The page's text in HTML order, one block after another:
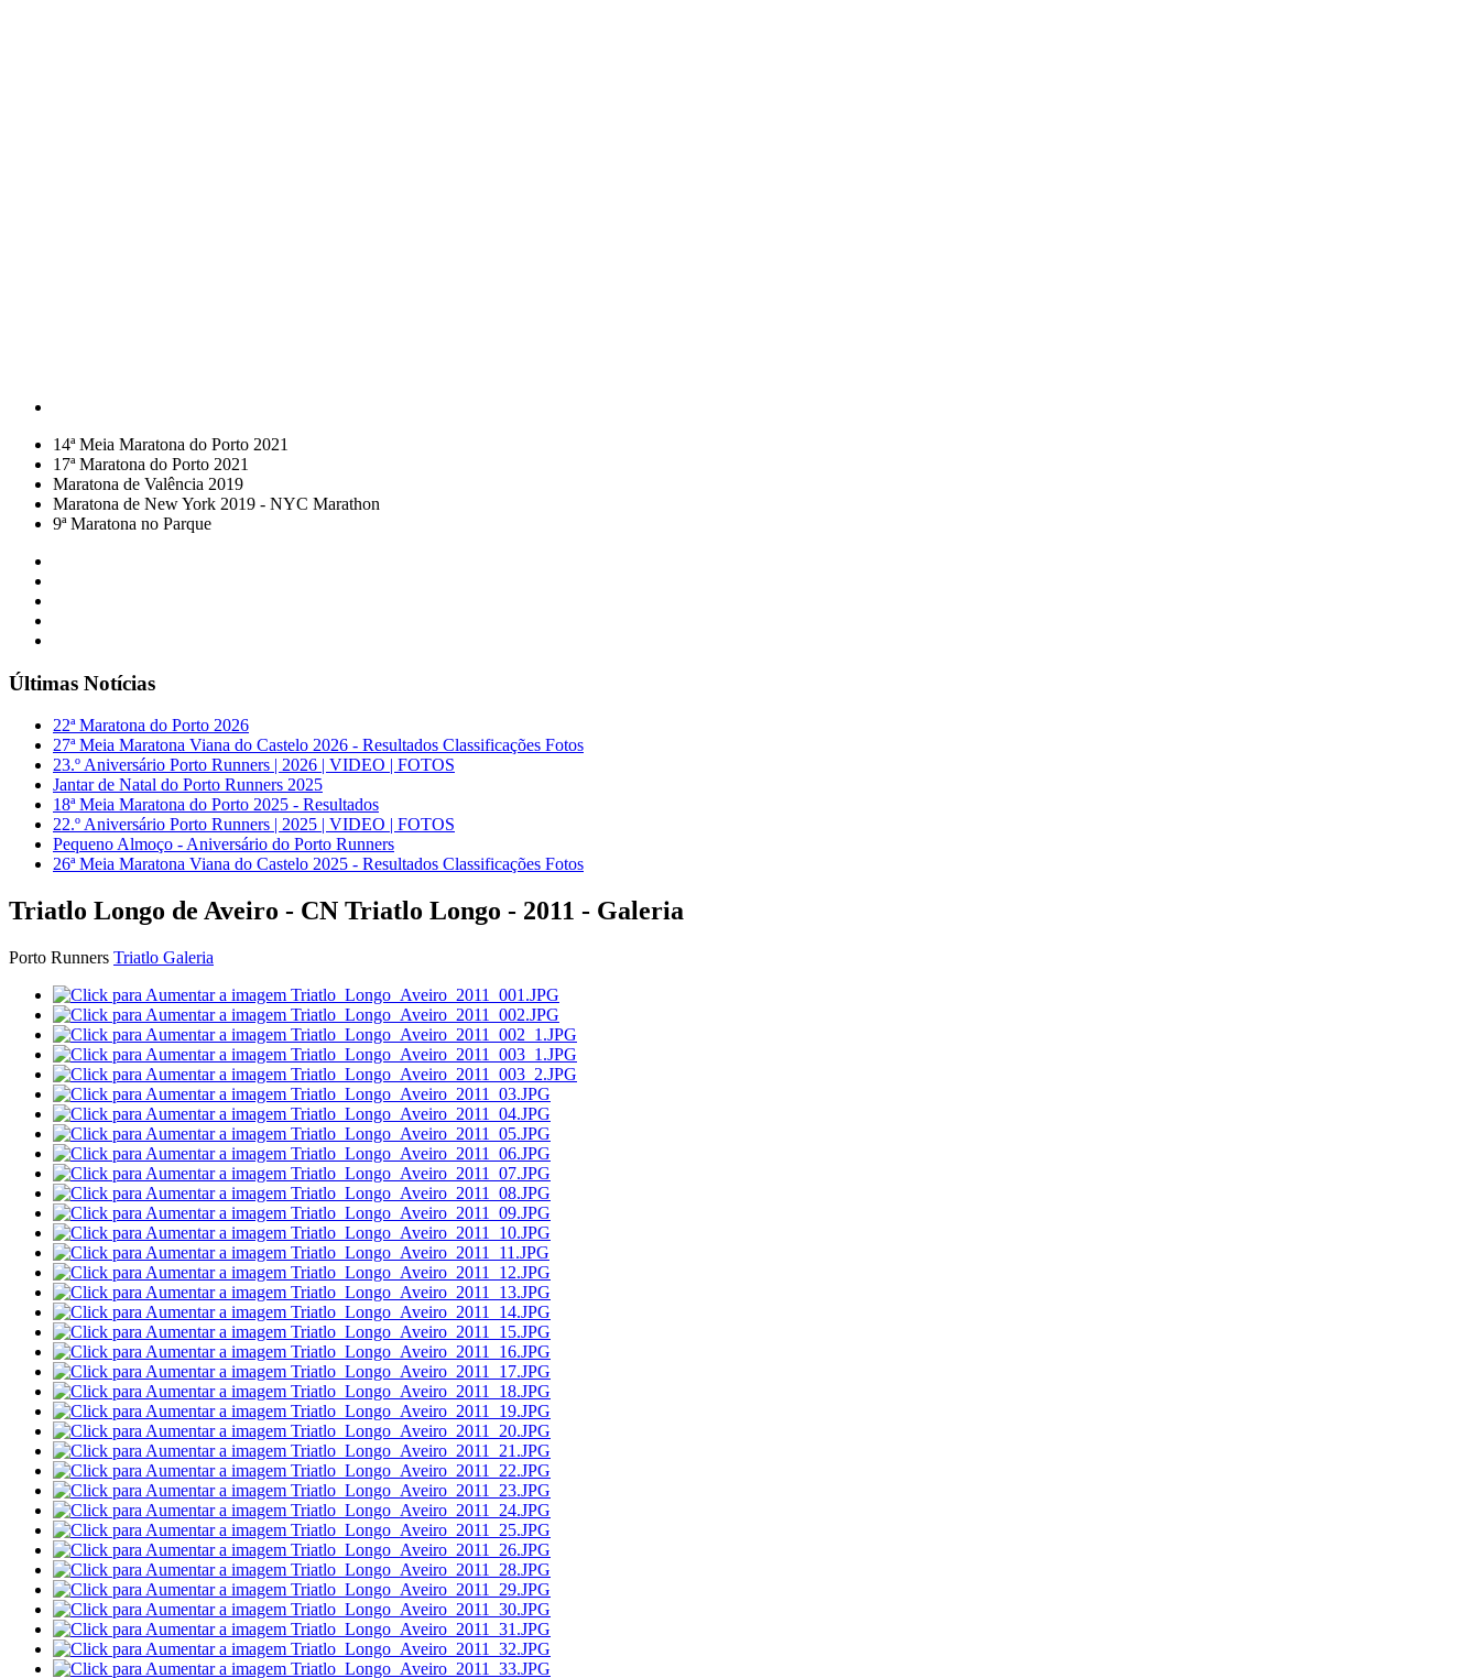
14ª Meia Maratona do Porto 2021
17ª Maratona do Porto 2021
Maratona de Valência 2019
Maratona de New York 2019 - NYC Marathon
9ª Maratona no Parque
Últimas Notícias
22ª Maratona do Porto 2026
27ª Meia Maratona Viana do Castelo 2026 - Resultados Classificações Fotos
23.º Aniversário Porto Runners | 2026 | VIDEO | FOTOS
Jantar de Natal do Porto Runners 2025
18ª Meia Maratona do Porto 2025 - Resultados
22.º Aniversário Porto Runners | 2025 | VIDEO | FOTOS
Pequeno Almoço - Aniversário do Porto Runners
26ª Meia Maratona Viana do Castelo 2025 - Resultados Classificações Fotos
Triatlo Longo de Aveiro - CN Triatlo Longo - 2011 - Galeria
Porto Runners Triatlo Galeria